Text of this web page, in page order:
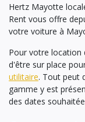
Hertz Mayotte
Rent vous offre
votre voiture à
Pour votre location
d'être sur place
utilitaire. Tout peut
gamme y est
des dates